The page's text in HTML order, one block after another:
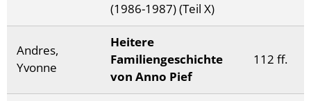
(1986-1987) (Teil X)
Andres,
Yvonne
Heitere
Familiengeschichte
von Anno Pief
112 ff.